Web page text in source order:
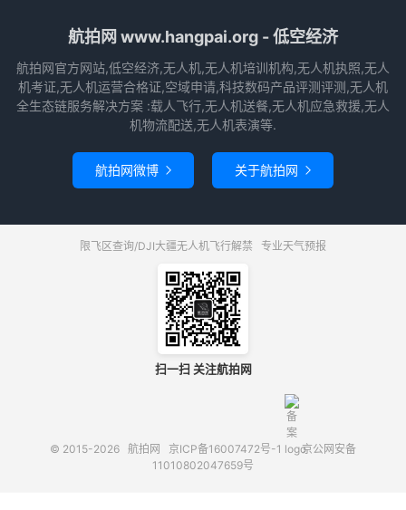
航拍网 www.hangpai.org - 低空经济
航拍网官方网站,低空经济,无人机,无人机培训机构,无人机执照,无人
机考证,无人机运营合格证,空域申请,科技数码产品评测评测,无人机
全生态链服务解决方案 :载人飞行,无人机送餐,无人机应急救援,无人
机物流配送,无人机表演等.
航拍网微博  关于航拍网 
限飞区查询/DJI大疆无人机飞行解禁 专业天气预报
扫一扫 关注航拍网
© 2015-2026 航拍网 京ICP备16007472号-1
京公网安备
11010802047659号